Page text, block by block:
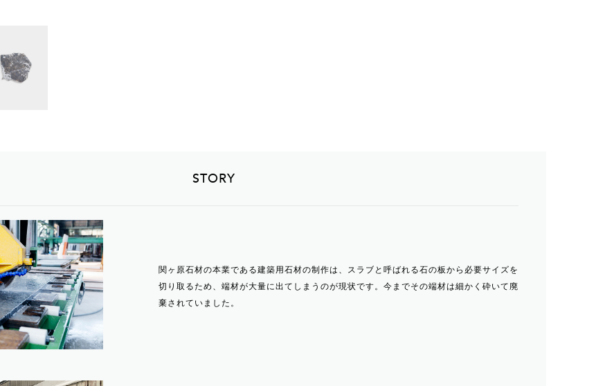
STORY
関ヶ原石材の本業である建築用石材の制作は、スラブと呼ばれる石の板から必要サイズを
切り取るため、端材が大量に出てしまうのが現状です。今までその端材は細かく砕いて廃
棄されていました。